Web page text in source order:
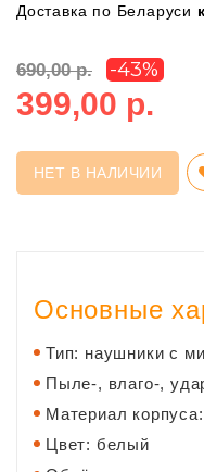
Доставка по Беларуси
690,00 р. -43%
399,00 р.
НЕТ В НАЛИЧИИ
Основные
Тип: наушники с
Пыле-, влаго-,
Материал
Цвет: белый